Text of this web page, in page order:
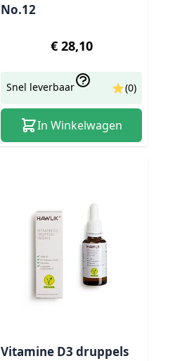
No.12
€ 28,10
Snel leverbaar (0)
In Winkelwagen
Vitamine D3 druppels